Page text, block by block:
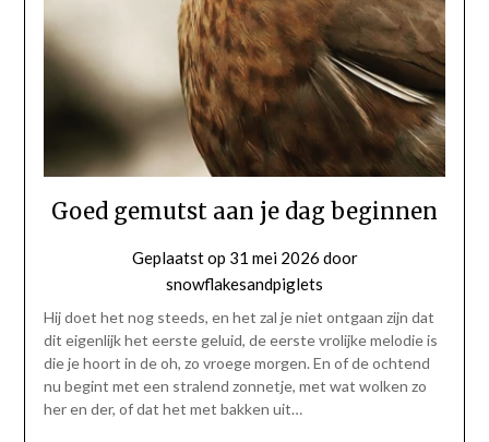
Goed gemutst aan je dag beginnen
Geplaatst op 31 mei 2026 door
snowflakesandpiglets
Hij doet het nog steeds, en het zal je niet ontgaan zijn dat
dit eigenlijk het eerste geluid, de eerste vrolijke melodie is
die je hoort in de oh, zo vroege morgen. En of de ochtend
nu begint met een stralend zonnetje, met wat wolken zo
her en der, of dat het met bakken uit…